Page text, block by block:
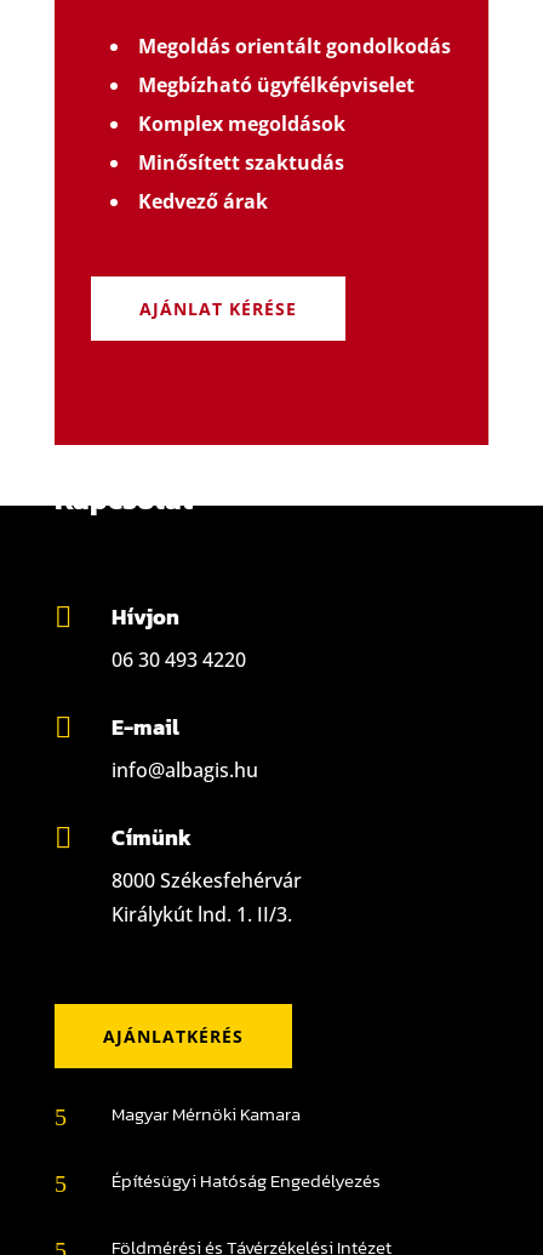
Megoldás orientált gondolkodás
Megbízható ügyfélképviselet
Komplex megoldások
Minősített szaktudás
Kedvező árak
AJÁNLAT KÉRÉSE
Kapcsolat
 Hívjon
06 30 493 4220
 E-mail
info@albagis.hu
 Címünk
8000 Székesfehérvár
Királykút lnd. 1. II/3.
AJÁNLATKÉRÉS
5 Magyar Mérnöki Kamara
5 Építésügyi Hatóság Engedélyezés
5 Földmérési és Távérzékelési Intézet